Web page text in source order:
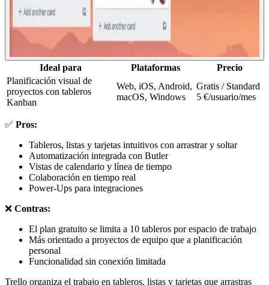
Ideal para Plataformas
Precio
Planificación visual de
proyectos con tableros
Kanban
Web, iOS, Android,
macOS, Windows
Gratis / Standard
5 €/usuario/mes
✅ Pros:
Tableros, listas y tarjetas intuitivos con arrastrar y soltar
Automatización integrada con Butler
Vistas de calendario y línea de tiempo
Colaboración en tiempo real
Power-Ups para integraciones
❌ Contras:
El plan gratuito se limita a 10 tableros por espacio de trabajo
Más orientado a proyectos de equipo que a planificación
personal
Funcionalidad sin conexión limitada
Trello organiza el trabajo en tableros, listas y tarjetas que arrastras